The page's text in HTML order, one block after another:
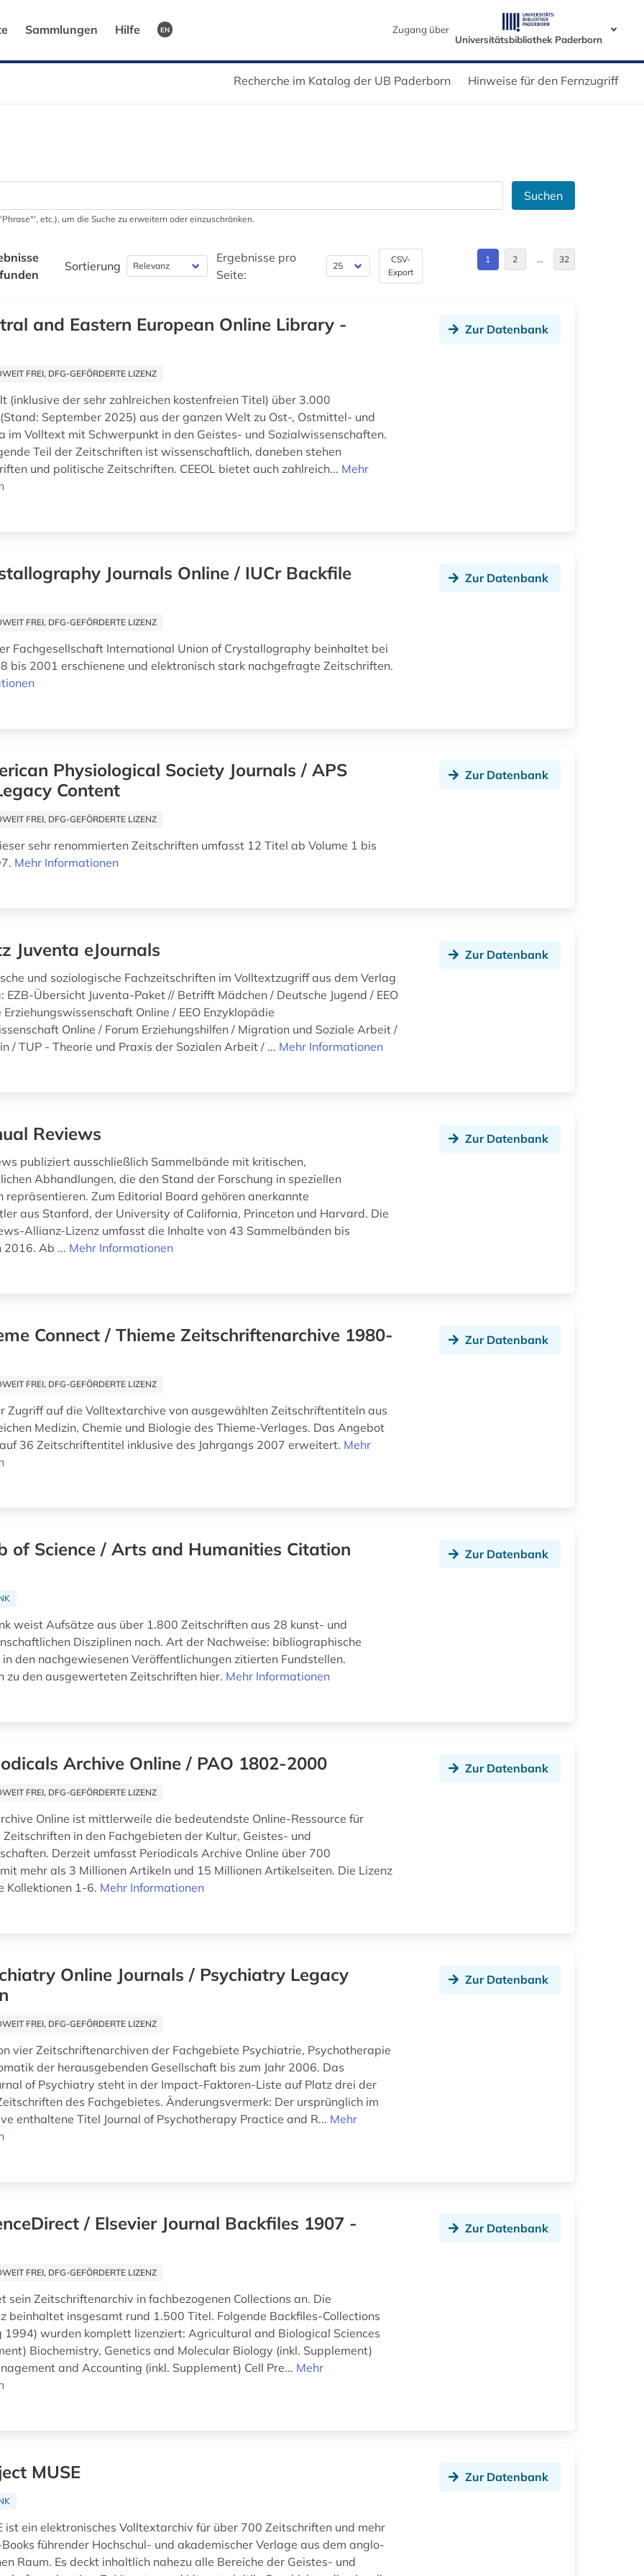
Sammlungen Hilfe EN
Zugang über
Universitätsbibliothek Paderborn
Recherche im Katalog der UB Paderborn Hinweise für den Fernzugriff
Suchen
etc.), um die Suche zu erweitern oder einzuschränken.
Sortierung
Ergebnisse pro
Seite:
CSV-
Export
1 2 … 32
and Eastern European Online Library -
FREI, DFG-GEFÖRDERTE LIZENZ
(inklusive der sehr zahlreichen kostenfreien Titel) über 3.000
September 2025) aus der ganzen Welt zu Ost-, Ostmittel- und
im Volltext mit Schwerpunkt in den Geistes- und Sozialwissenschaften.
Teil der Zeitschriften ist wissenschaftlich, daneben stehen
und politische Zeitschriften. CEEOL bietet auch zahlreich... Mehr
Zur Datenbank
Journals Online / IUCr Backfile
FREI, DFG-GEFÖRDERTE LIZENZ
Fachgesellschaft International Union of Crystallography beinhaltet bei
bis 2001 erschienene und elektronisch stark nachgefragte Zeitschriften.
Zur Datenbank
Physiological Society Journals / APS
Content
FREI, DFG-GEFÖRDERTE LIZENZ
sehr renommierten Zeitschriften umfasst 12 Titel ab Volume 1 bis
Mehr Informationen
Zur Datenbank
Juventa eJournals
und soziologische Fachzeitschriften im Volltextzugriff aus dem Verlag
EZB-Übersicht Juventa-Paket // Betrifft Mädchen / Deutsche Jugend / EEO
Online / EEO Enzyklopädie
Online / Forum Erziehungshilfen / Migration und Soziale Arbeit /
/ TUP - Theorie und Praxis der Sozialen Arbeit / ... Mehr Informationen
Zur Datenbank
Reviews
publiziert ausschließlich Sammelbände mit kritischen,
Abhandlungen, die den Stand der Forschung in speziellen
repräsentieren. Zum Editorial Board gehören anerkannte
aus Stanford, der University of California, Princeton und Harvard. Die
Allianz-Lizenz umfasst die Inhalte von 43 Sammelbänden bis
2016. Ab ... Mehr Informationen
Zur Datenbank
Connect / Thieme Zeitschriftenarchive 1980-
FREI, DFG-GEFÖRDERTE LIZENZ
Zugriff auf die Volltextarchive von ausgewählten Zeitschriftentiteln aus
Medizin, Chemie und Biologie des Thieme-Verlages. Das Angebot
36 Zeitschriftentitel inklusive des Jahrgangs 2007 erweitert. Mehr
Zur Datenbank
of Science / Arts and Humanities Citation
weist Aufsätze aus über 1.800 Zeitschriften aus 28 kunst- und
Disziplinen nach. Art der Nachweise: bibliographische
den nachgewiesenen Veröffentlichungen zitierten Fundstellen.
zu den ausgewerteten Zeitschriften hier. Mehr Informationen
Zur Datenbank
Archive Online / PAO 1802-2000
FREI, DFG-GEFÖRDERTE LIZENZ
Online ist mittlerweile die bedeutendste Online-Ressource für
Zeitschriften in den Fachgebieten der Kultur, Geistes- und
Derzeit umfasst Periodicals Archive Online über 700
mehr als 3 Millionen Artikeln und 15 Millionen Artikelseiten. Die Lizenz
Kollektionen 1-6. Mehr Informationen
Zur Datenbank
Online Journals / Psychiatry Legacy
FREI, DFG-GEFÖRDERTE LIZENZ
vier Zeitschriftenarchiven der Fachgebiete Psychiatrie, Psychotherapie
der herausgebenden Gesellschaft bis zum Jahr 2006. Das
of Psychiatry steht in der Impact-Faktoren-Liste auf Platz drei der
des Fachgebietes. Änderungsvermerk: Der ursprünglich im
enthaltene Titel Journal of Psychotherapy Practice and R... Mehr
Zur Datenbank
/ Elsevier Journal Backfiles 1907 -
FREI, DFG-GEFÖRDERTE LIZENZ
sein Zeitschriftenarchiv in fachbezogenen Collections an. Die
beinhaltet insgesamt rund 1.500 Titel. Folgende Backfiles-Collections
1994) wurden komplett lizenziert: Agricultural and Biological Sciences
Biochemistry, Genetics and Molecular Biology (inkl. Supplement)
and Accounting (inkl. Supplement) Cell Pre... Mehr
Zur Datenbank
MUSE
ist ein elektronisches Volltextarchiv für über 700 Zeitschriften und mehr
führender Hochschul- und akademischer Verlage aus dem anglo-
Raum. Es deckt inhaltlich nahezu alle Bereiche der Geistes- und
Zur Datenbank